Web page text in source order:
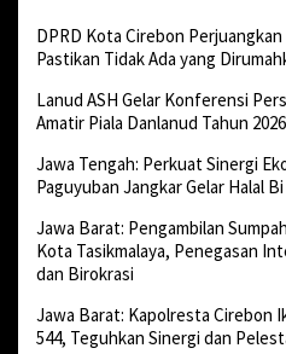
DPRD Kota Cirebon
Pastikan Tidak Ada yang
Lanud ASH Gelar Konferensi
Amatir Piala Danlanud Tahun 2026
Jawa Tengah: Perkuat Sinergi
Paguyuban Jangkar Gelar Halal
Jawa Barat: Pengambilan
Kota Tasikmalaya, Penegasan
dan Birokrasi
Jawa Barat: Kapolresta Cirebon
544, Teguhkan Sinergi dan